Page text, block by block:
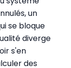
un
se bloque
diverge
s'en
des